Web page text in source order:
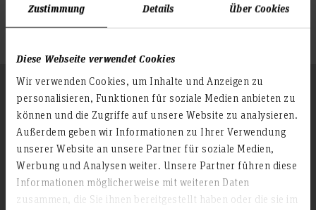
Zustimmung Details Über Cookies
Diese Webseite verwendet Cookies
Wir verwenden Cookies, um Inhalte und Anzeigen zu
personalisieren, Funktionen für soziale Medien anbieten zu
können und die Zugriffe auf unsere Website zu analysieren.
Außerdem geben wir Informationen zu Ihrer Verwendung
unserer Website an unsere Partner für soziale Medien,
Werbung und Analysen weiter. Unsere Partner führen diese
Informationen möglicherweise mit weiteren Daten
zusammen, die Sie ihnen bereitgestellt haben oder die sie im
Abschlussarbeiten sind im Buchbestand unter ihrer Signatur
zu finden und können ausgeliehen werden.
Zum Seitenanfang
Infos zur Hochschule
Kontakt und Anreise
Startseite Hochschule Hannover
Folgen Sie uns